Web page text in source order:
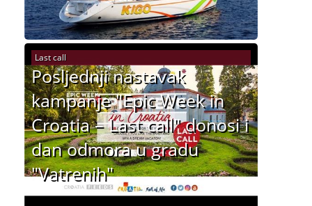
Posljednji nastavak
kampanje "Epic Week in
Croatia – Last call" donosi i
dan odmora u gradu
"Vatrenih"
Last call